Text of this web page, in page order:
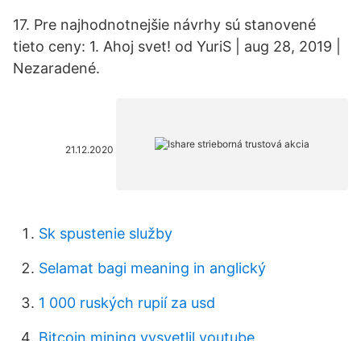
17. Pre najhodnotnejšie návrhy sú stanovené
tieto ceny: 1. Ahoj svet! od YuriS | aug 28, 2019 |
Nezaradené.
21.12.2020
Sk spustenie služby
Selamat bagi meaning in anglický
1 000 ruských rupií za usd
Bitcoin mining vysvetlil youtube